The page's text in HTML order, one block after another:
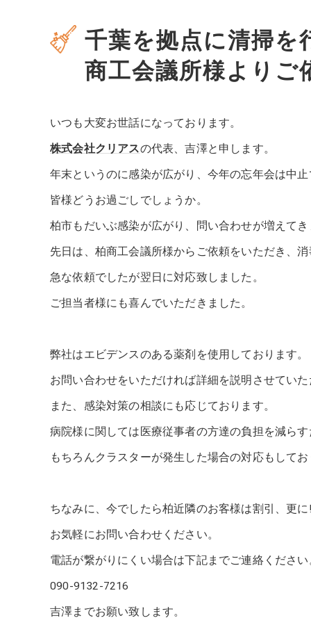
千葉を拠点に清掃を
商工会議所様よりご
いつも大変お世話になっております。
株式会社クリアスの代表、吉澤と申します。
年末というのに感染が広がり、今年の忘年会は中止
皆様どうお過ごしでしょうか。
柏市もだいぶ感染が広がり、問い合わせが増えてき
先日は、柏商工会議所様からご依頼をいただき、消
急な依頼でしたが翌日に対応致しました。
ご担当者様にも喜んでいただきました。
弊社はエビデンスのある薬剤を使用しております。
お問い合わせをいただければ詳細を説明させていた
また、感染対策の相談にも応じております。
病院様に関しては医療従事者の方達の負担を減ら
もちろんクラスターが発生した場合の対応もしてお
ちなみに、今でしたら柏近隣のお客様は割引、更
お気軽にお問い合わせください。
電話が繋がりにくい場合は下記までご連絡ください
090-9132-7216
吉澤までお願い致します。